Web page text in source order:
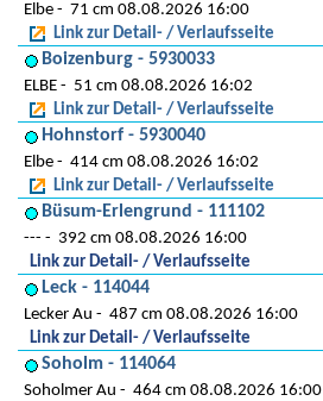
Elbe
71 cm 08.08.2026 16:00
Link zur Detail- / Verlaufsseite
Boizenburg - 5930033
ELBE
51 cm 08.08.2026 16:02
Link zur Detail- / Verlaufsseite
Hohnstorf - 5930040
Elbe
414 cm 08.08.2026 16:02
Link zur Detail- / Verlaufsseite
Büsum-Erlengrund - 111102
---
392 cm 08.08.2026 16:00
Link zur Detail- / Verlaufsseite
Leck - 114044
Lecker Au
487 cm 08.08.2026 16:00
Link zur Detail- / Verlaufsseite
Soholm - 114064
Soholmer Au
464 cm 08.08.2026 16:00